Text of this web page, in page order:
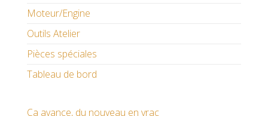
Moteur/Engine
Outils Atelier
Pièces spéciales
Tableau de bord
Ça avance, du nouveau en vrac